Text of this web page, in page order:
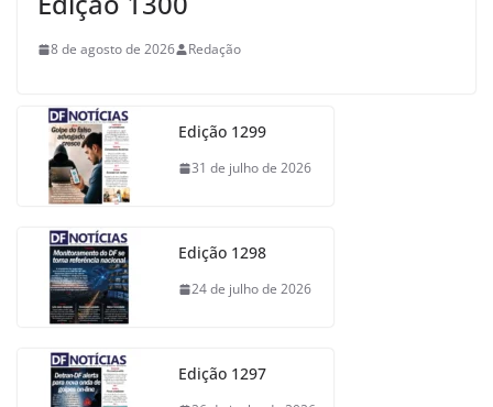
8 de agosto de 2026 Redação
Edição 1299
31 de julho de 2026
Edição 1298
24 de julho de 2026
Edição 1297